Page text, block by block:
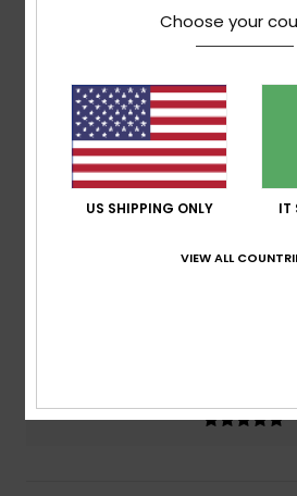
Comfort
Rapporto qualità-
Choose your
US SHIPPING ONLY IT
VIEW ALL